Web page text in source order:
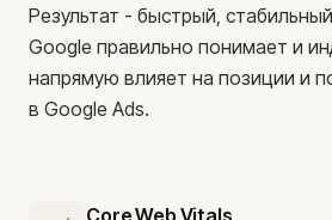
EMAIL
info@jkonsult.lv
ОФИС
Lāčplēša iela 62, Рига
Результат - быстрый,
Google правильно понимает и
напрямую влияет на позиции и
в Google Ads.
Core Web Vitals